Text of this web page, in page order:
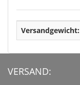
Versandgewicht:
VERSAND: